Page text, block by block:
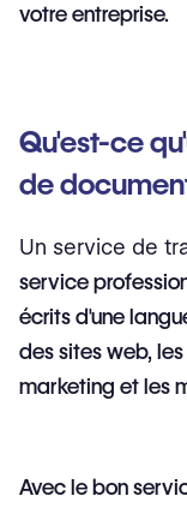
votre entreprise.
Qu'est-ce
de
Un service de
service
écrits d'une
des sites web,
marketing et les
Avec le bon